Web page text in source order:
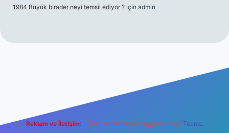
1984 Büyük birader neyi temsil ediyor ? için admin
Reklam ve İletişim: E-mail: backlinkpaneli@gmail.com Teams: